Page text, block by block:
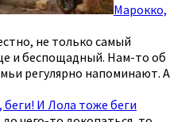
Марокко,
не только самый
и беспощадный. Нам-то об
регулярно напоминают. А
беги! И Лола тоже беги